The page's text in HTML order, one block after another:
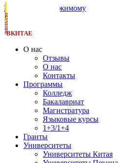
Перейти к содержимому
ОБУЧЕНИЕВКИТАЕ
О нас
Отзывы
О нас
Контакты
Программы
Колледж
Бакалавриат
Магистратура
Языковые курсы
1+3/1+4
Гранты
Университеты
Университеты Китая